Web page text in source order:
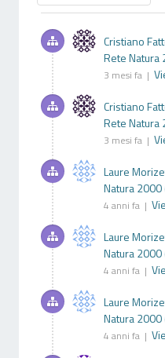
Cristiano
Rete Natura
3 mesi fa |
Cristiano
Rete Natura
3 mesi fa |
Laure
Natura 2000
4 anni fa |
Laure
Natura 2000
4 anni fa |
Laure
Natura 2000
4 anni fa |